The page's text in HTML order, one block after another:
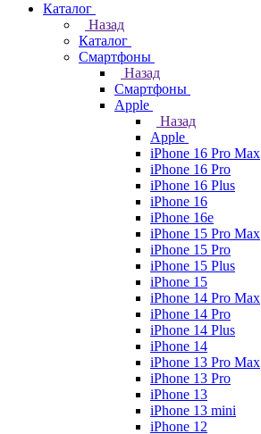
Каталог
Назад
Каталог
Смартфоны
Назад
Смартфоны
Apple
Назад
Apple
iPhone 16 Pro Max
iPhone 16 Pro
iPhone 16 Plus
iPhone 16
iPhone 16e
iPhone 15 Pro Max
iPhone 15 Pro
iPhone 15 Plus
iPhone 15
iPhone 14 Pro Max
iPhone 14 Pro
iPhone 14 Plus
iPhone 14
iPhone 13 Pro Max
iPhone 13 Pro
iPhone 13
iPhone 13 mini
iPhone 12